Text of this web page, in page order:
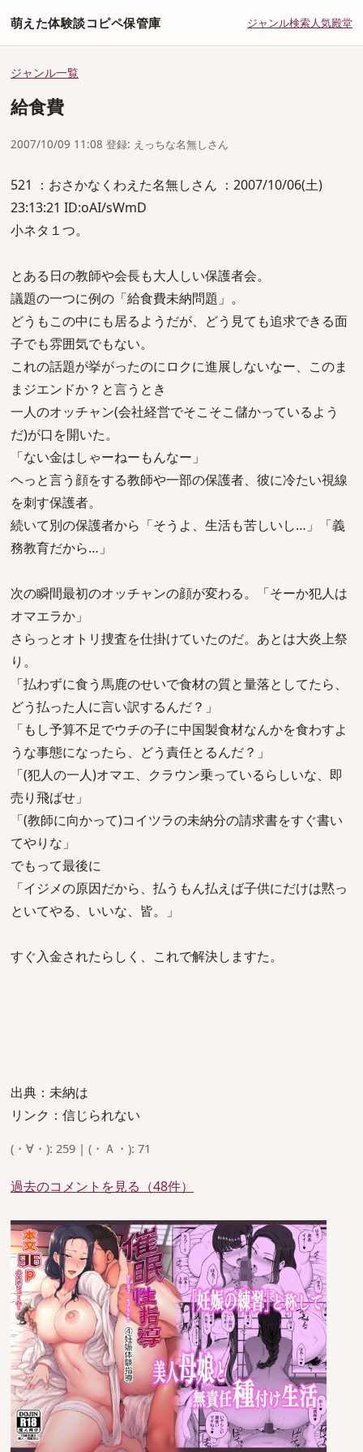
萌えた体験談コピペ保管庫 ジャンル検索人気殿堂
ジャンル一覧
給食費
2007/10/09 11:08 登録: えっちな名無しさん
521 ：おさかなくわえた名無しさん ：2007/10/06(土)
23:13:21 ID:oAI/sWmD
小ネタ１つ。
とある日の教師や会長も大人しい保護者会。
議題の一つに例の「給食費未納問題」。
どうもこの中にも居るようだが、どう見ても追求できる面
子でも雰囲気でもない。
これの話題が挙がったのにロクに進展しないなー、このま
まジエンドか？と言うとき
一人のオッチャン(会社経営でそこそこ儲かっているよう
だ)が口を開いた。
「ない金はしゃーねーもんなー」
ヘっと言う顔をする教師や一部の保護者、彼に冷たい視線
を刺す保護者。
続いて別の保護者から「そうよ、生活も苦しいし…」「義
務教育だから…」
次の瞬間最初のオッチャンの顔が変わる。「そーか犯人は
オマエラか」
さらっとオトリ捜査を仕掛けていたのだ。あとは大炎上祭
り。
「払わずに食う馬鹿のせいで食材の質と量落としてたら、
どう払った人に言い訳するんだ？」
「もし予算不足でウチの子に中国製食材なんかを食わすよ
うな事態になったら、どう責任とるんだ？」
「(犯人の一人)オマエ、クラウン乗っているらしいな、即
売り飛ばせ」
「(教師に向かって)コイツラの未納分の請求書をすぐ書い
てやりな」
でもって最後に
「イジメの原因だから、払うもん払えば子供にだけは黙っ
といてやる、いいな、皆。」
すぐ入金されたらしく、これで解決しますた。
出典：未納は
リンク：信じられない
(・∀・): 259 | (・Ａ・): 71
過去のコメントを見る（48件）